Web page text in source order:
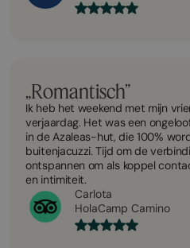
„Romantisch”
Ik heb het weekend met mijn
verjaardag. Het was een
in de Azaleas-hut, die 100%
buitenjacuzzi. Tijd om de
ontspannen om als koppel
en intimiteit.
Carlota
HolaCamp Camino